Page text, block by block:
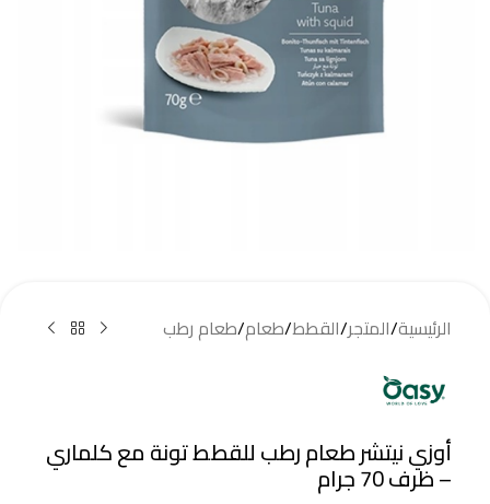
الرئيسية/المتجر/القطط/طعام/طعام رطب
أوزي نيتشر طعام رطب للقطط تونة مع كلماري
– ظرف 70 جرام